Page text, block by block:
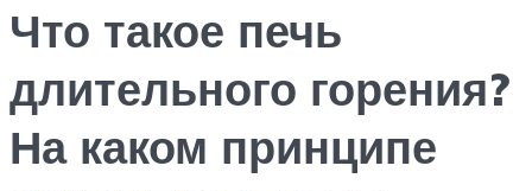
Что такое печь
длительного горения?
На каком принципе